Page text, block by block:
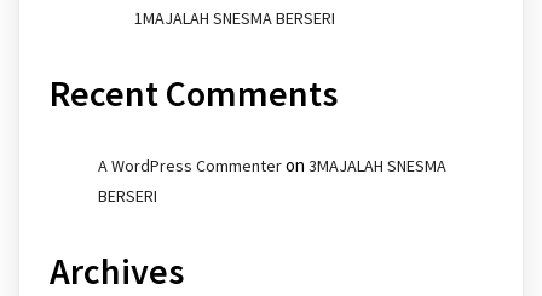
1MAJALAH SNESMA BERSERI
Recent Comments
A WordPress Commenteron 3MAJALAH SNESMA
BERSERI
Archives